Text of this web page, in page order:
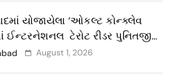
યોજાયેલા ‘ઓકલ્ટ કોન્ક્લેવ
ઈન્ટરનેશનલ ટેરોટ રીડર પુનિતજી
કાર્ડ રીડિંગ અંગે માહિતી આપી
August 1, 2026